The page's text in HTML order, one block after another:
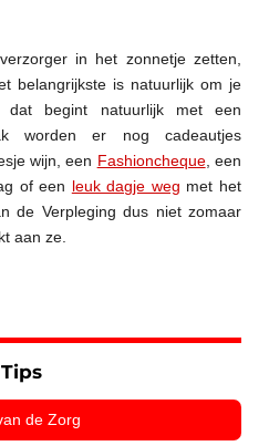
in het zonnetje zetten,
belangrijkste is natuurlijk om je
dat begint natuurlijk met een
worden er nog cadeautjes
wijn, een Fashioncheque, een
of een leuk dagje weg met het
de Verpleging dus niet zomaar
aan ze.
Tips
de Zorg